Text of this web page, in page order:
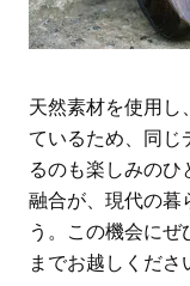
天然素材を使用し
ているため、同じ
るのも楽しみのひ
融合が、現代の暮
う。この機会に
までお越しくださ